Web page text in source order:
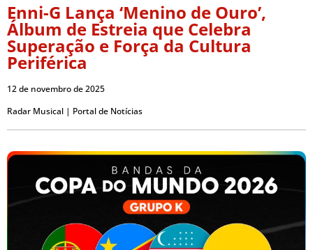
Enni-G Lança ‘Menino de Ouro’,
Álbum de Estreia que Celebra
Superação e Força da Cultura
Periférica
12 de novembro de 2025
Radar Musical | Portal de Notícias